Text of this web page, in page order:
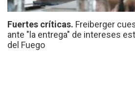
Fuertes críticas. Freiberger
ante "la entrega" de intereses
del Fuego